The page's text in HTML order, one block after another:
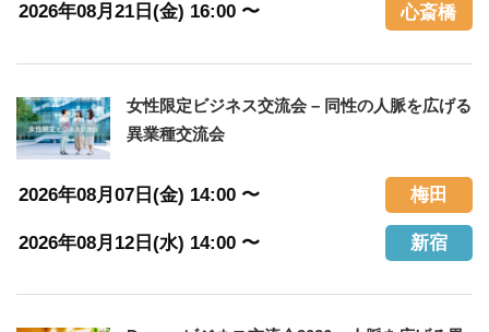
2026年08月21日(金) 16:00 〜 心斎橋
女性限定ビジネス交流会 – 同性の人脈を広げる
異業種交流会
2026年08月07日(金) 14:00 〜 梅田
2026年08月12日(水) 14:00 〜 新宿